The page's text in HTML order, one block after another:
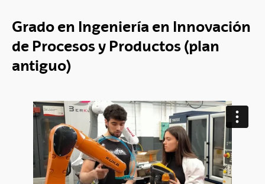
Grado en Ingeniería en Innovación
de Procesos y Productos (plan
antiguo)